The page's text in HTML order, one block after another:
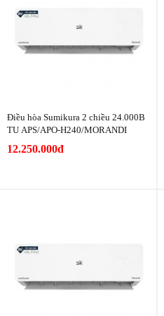
Điều hòa Sumikura 2 chiều 24.000B
TU APS/APO-H240/MORANDI
12.250.000đ